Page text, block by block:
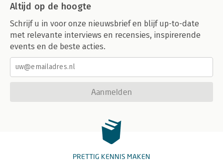
Altijd op de hoogte
Schrijf u in voor onze nieuwsbrief en blijf up-to-date
met relevante interviews en recensies, inspirerende
events en de beste acties.
Aanmelden
PRETTIG KENNIS MAKEN